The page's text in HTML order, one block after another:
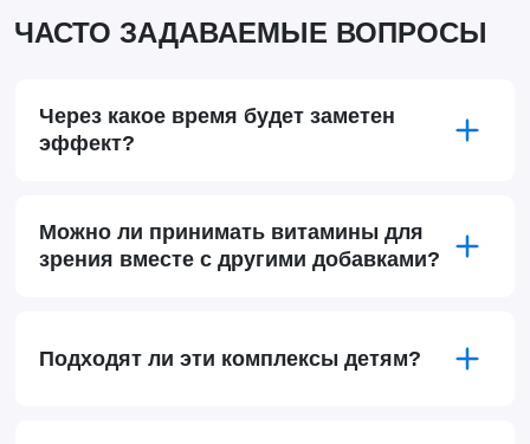
ЧАСТО ЗАДАВАЕМЫЕ ВОПРОСЫ
Через какое время будет заметен
эффект?
Можно ли принимать витамины для
зрения вместе с другими добавками?
Подходят ли эти комплексы детям?